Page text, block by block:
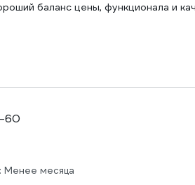
баланс цены, функционала и
60
Менее месяца